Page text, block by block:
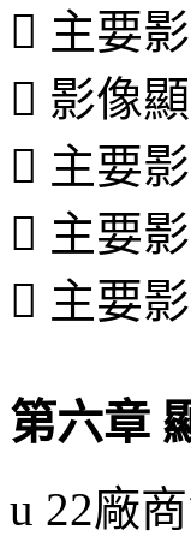
 主要
 影像
 主要
 主要
 主要
第六章
u 22廠